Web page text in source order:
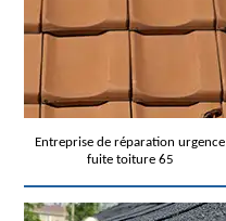
Entreprise de réparation urgence
fuite toiture 65